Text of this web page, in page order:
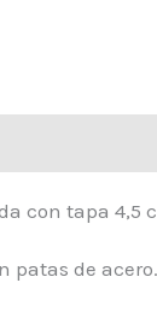
con tapa 4,5
patas de